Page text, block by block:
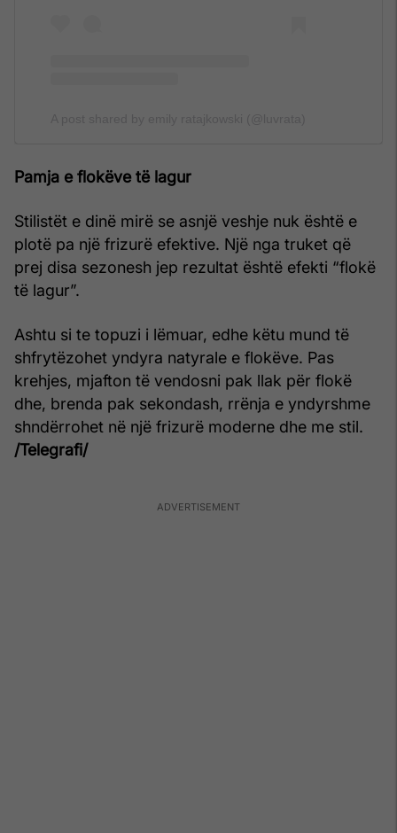
Pamja e flokëve të lagur
Stilistët e dinë mirë se asnjë veshje nuk është e
plotë pa një frizurë efektive. Një nga truket që
prej disa sezonesh jep rezultat është efekti “flokë
të lagur”.
Ashtu si te topuzi i lëmuar, edhe këtu mund të
shfrytëzohet yndyra natyrale e flokëve. Pas
krehjes, mjafton të vendosni pak llak për flokë
dhe, brenda pak sekondash, rrënja e yndyrshme
shndërrohet në një frizurë moderne dhe me stil.
/Telegrafi/